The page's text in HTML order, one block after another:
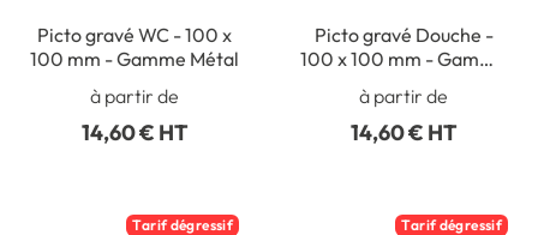
Picto gravé WC - 100 x
100 mm - Gamme Métal
à partir de
14,60 € HT
Picto gravé Douche -
100 x 100 mm - Gamme
à partir de
14,60 € HT
Tarif dégressif Tarif dégressif